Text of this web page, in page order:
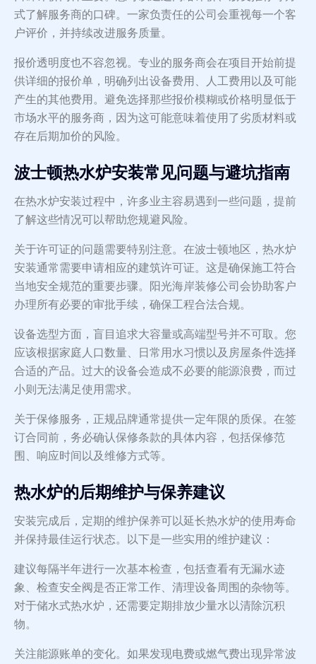
式了解服务商的口碑。一家负责任的公司会重视每一个客
户评价，并持续改进服务质量。
报价透明度也不容忽视。专业的服务商会在项目开始前提
供详细的报价单，明确列出设备费用、人工费用以及可能
产生的其他费用。避免选择那些报价模糊或价格明显低于
市场水平的服务商，因为这可能意味着使用了劣质材料或
存在后期加价的风险。
波士顿热水炉安装常见问题与避坑指南
在热水炉安装过程中，许多业主容易遇到一些问题，提前
了解这些情况可以帮助您规避风险。
关于许可证的问题需要特别注意。在波士顿地区，热水炉
安装通常需要申请相应的建筑许可证。这是确保施工符合
当地安全规范的重要步骤。阳光海岸装修公司会协助客户
办理所有必要的审批手续，确保工程合法合规。
设备选型方面，盲目追求大容量或高端型号并不可取。您
应该根据家庭人口数量、日常用水习惯以及房屋条件选择
合适的产品。过大的设备会造成不必要的能源浪费，而过
小则无法满足使用需求。
关于保修服务，正规品牌通常提供一定年限的质保。在签
订合同前，务必确认保修条款的具体内容，包括保修范
围、响应时间以及维修方式等。
热水炉的后期维护与保养建议
安装完成后，定期的维护保养可以延长热水炉的使用寿命
并保持最佳运行状态。以下是一些实用的维护建议：
建议每隔半年进行一次基本检查，包括查看有无漏水迹
象、检查安全阀是否正常工作、清理设备周围的杂物等。
对于储水式热水炉，还需要定期排放少量水以清除沉积
物。
关注能源账单的变化。如果发现电费或燃气费出现异常波